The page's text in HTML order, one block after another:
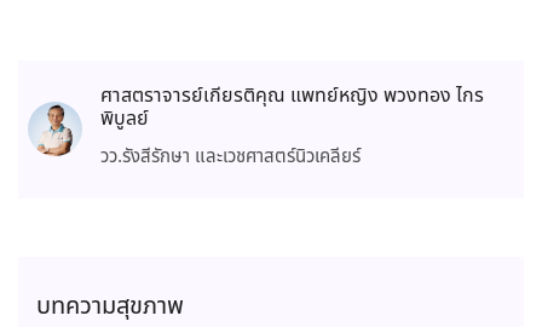
ศาสตราจารย์เกียรติคุณ แพทย์หญิง พวงทอง ไกร
พิบูลย์
วว.รังสีรักษา และเวชศาสตร์นิวเคลียร์
บทความสุขภาพ